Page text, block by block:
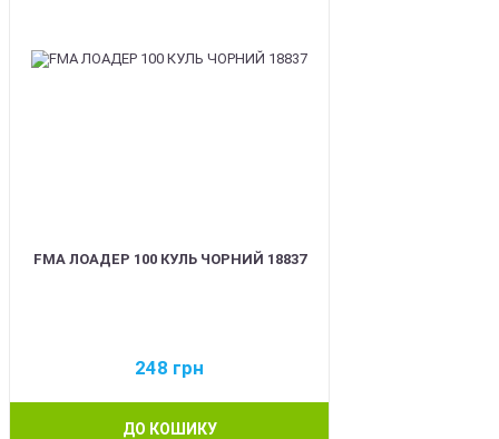
FMA ЛОАДЕР 100 КУЛЬ ЧОРНИЙ 18837
248 грн
ДО КОШИКУ